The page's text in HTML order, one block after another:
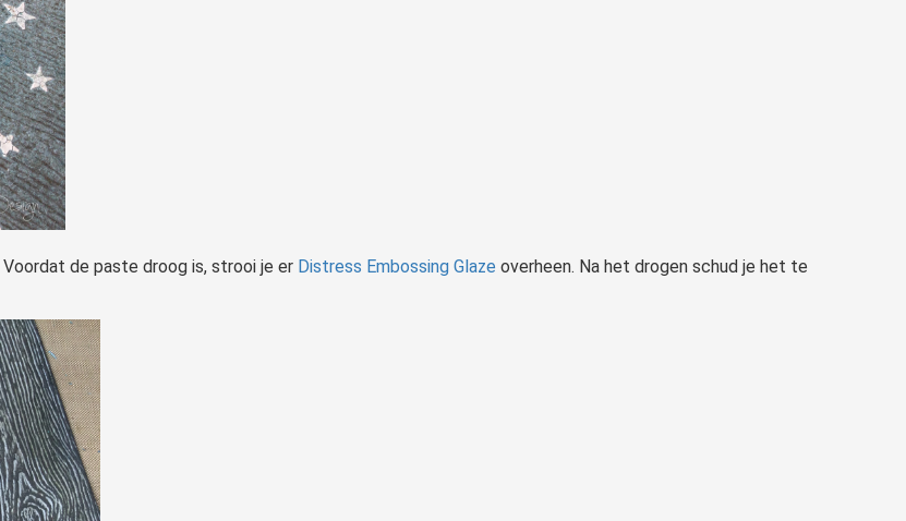
Voordat de paste droog is, strooi je er Distress Embossing Glaze overheen. Na het drogen schud je het te